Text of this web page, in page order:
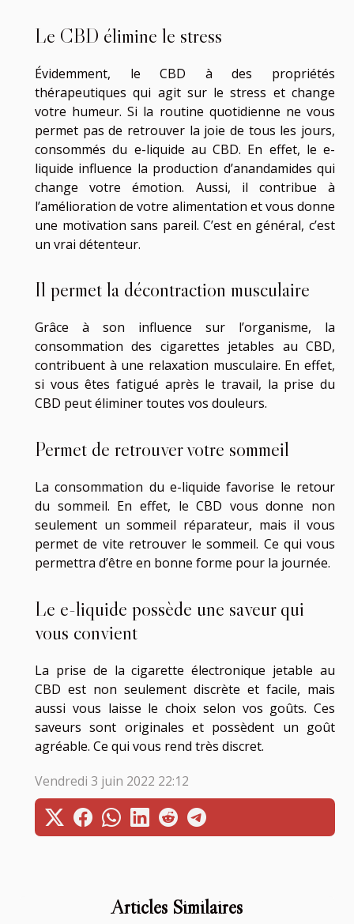
Articles Similaires
Le CBD élimine le stress
Évidemment, le CBD à des propriétés
thérapeutiques qui agit sur le stress et change
votre humeur. Si la routine quotidienne ne vous
permet pas de retrouver la joie de tous les jours,
consommés du e-liquide au CBD. En effet, le e-
liquide influence la production d’anandamides qui
change votre émotion. Aussi, il contribue à
l’amélioration de votre alimentation et vous donne
une motivation sans pareil. C’est en général, c’est
un vrai détenteur.
Il permet la décontraction musculaire
Grâce à son influence sur l’organisme, la
consommation des cigarettes jetables au CBD,
contribuent à une relaxation musculaire. En effet,
si vous êtes fatigué après le travail, la prise du
CBD peut éliminer toutes vos douleurs.
Permet de retrouver votre sommeil
La consommation du e-liquide favorise le retour
du sommeil. En effet, le CBD vous donne non
seulement un sommeil réparateur, mais il vous
permet de vite retrouver le sommeil. Ce qui vous
permettra d’être en bonne forme pour la journée.
Le e-liquide possède une saveur qui
vous convient
La prise de la cigarette électronique jetable au
CBD est non seulement discrète et facile, mais
aussi vous laisse le choix selon vos goûts. Ces
saveurs sont originales et possèdent un goût
agréable. Ce qui vous rend très discret.
Vendredi 3 juin 2022 22:12